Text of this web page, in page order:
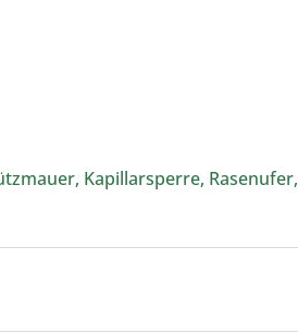
Kapillarsperre, Rasenufer,